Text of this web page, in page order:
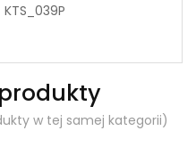
w tej samej kategorii)